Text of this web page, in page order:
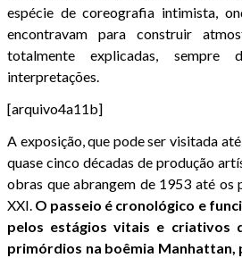
espécie de coreografia intimista,
encontravam para construir
totalmente explicadas, sempre
interpretações.
[arquivo4a11b]
A exposição, que pode ser visitada
quase cinco décadas de produção
obras que abrangem de 1953 até os
XXI. O passeio é cronológico e
pelos estágios vitais e criativos
primórdios na boêmia Manhattan,